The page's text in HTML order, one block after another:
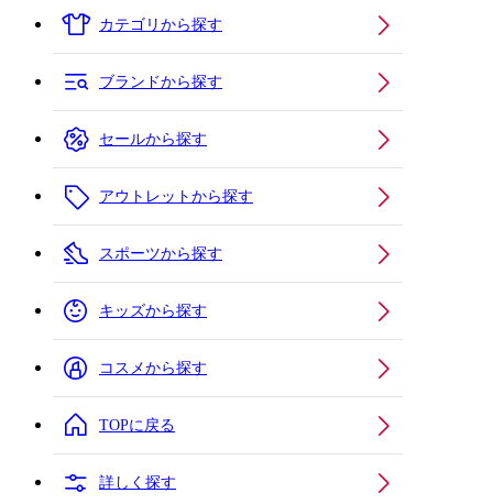
カテゴリから探す
ブランドから探す
セールから探す
アウトレットから探す
スポーツから探す
キッズから探す
コスメから探す
TOPに戻る
詳しく探す